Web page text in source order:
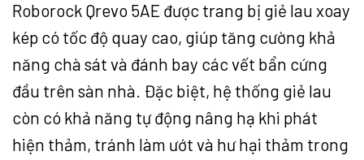
Roborock Qrevo 5AE được trang bị giẻ lau xoay
kép có tốc độ quay cao, giúp tăng cường khả
năng chà sát và đánh bay các vết bẩn cứng
đầu trên sàn nhà. Đặc biệt, hệ thống giẻ lau
còn có khả năng tự động nâng hạ khi phát
hiện thảm, tránh làm ướt và hư hại thảm trong